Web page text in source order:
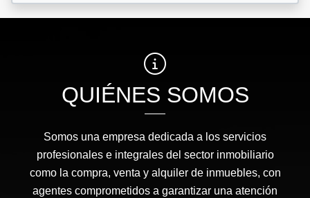
QUIÉNES SOMOS
Somos una empresa dedicada a los servicios
profesionales e integrales del sector inmobiliario
como la compra, venta y alquiler de inmuebles, con
agentes comprometidos a garantizar una atención